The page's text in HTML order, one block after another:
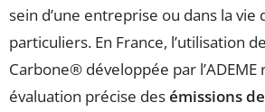
sein d’une entreprise ou dans la
particuliers. En France, l’utilisation
Carbone® développée par
évaluation précise desémissions de